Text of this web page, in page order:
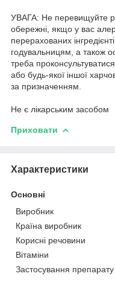
УВАГА: Не перевищуйте
обережні, якщо у вас
перерахованих
годувальницям, а також
треба
або будь-якої іншої
за призначенням.
Не є лікарським засобом
Приховати
Характеристики
Основні
Виробник
Країна виробник
Корисні речовини
Вітаміни
Застосування препарату